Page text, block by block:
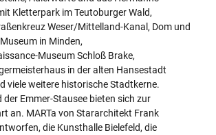
Kletterpark im Teutoburger Wald,
Weser/Mittelland-Kanal, Dom und
in Minden,
Museum Schloß Brake,
in der alten Hansestadt
viele weitere historische Stadtkerne.
der Emmer-Stausee bieten sich zur
an. MARTa von Stararchitekt Frank
die Kunsthalle Bielefeld, die